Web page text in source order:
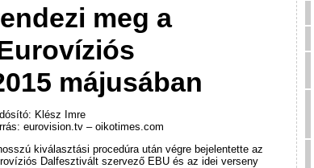
meg a
májusában
Klész Imre
eurovision.tv – oikotimes.com
kiválasztási procedúra után végre bejelentette az
Dalfesztivált szervező EBU és az idei verseny